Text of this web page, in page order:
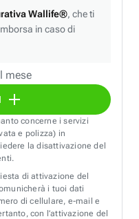
mese
Wallife®, che ti
in caso di
concerne i servizi
e polizza) in
la disattivazione del
di attivazione del
i tuoi dati
di cellulare, e-mail e
con l’attivazione del